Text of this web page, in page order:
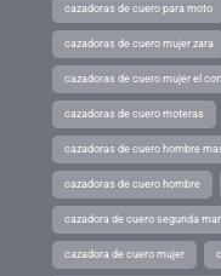
cazadoras de cuero para moto
cazadoras de cuero mujer zara
cazadoras de cuero mujer el
cazadoras de cuero moteras
cazadoras de cuero hombre
cazadoras de cuero hombre
cazadora de cuero segunda
cazadora de cuero mujer